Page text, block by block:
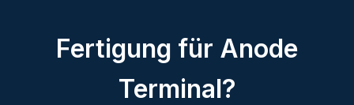
Fertigung für Anode
Terminal?